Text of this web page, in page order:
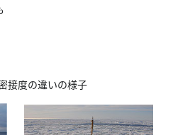
接度の違いの様子